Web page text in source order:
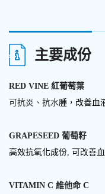
主要成份
RED VINE 紅葡萄葉
可抗炎、抗水腫，改善血
GRAPESEED 葡萄籽
高效抗氧化成份 , 可改善
VITAMIN C 維他命 C